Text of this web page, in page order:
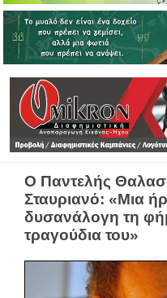
Ο Παντελής
Σταυριανό: «Μια
δυσανάλογη τη
τραγούδια του»